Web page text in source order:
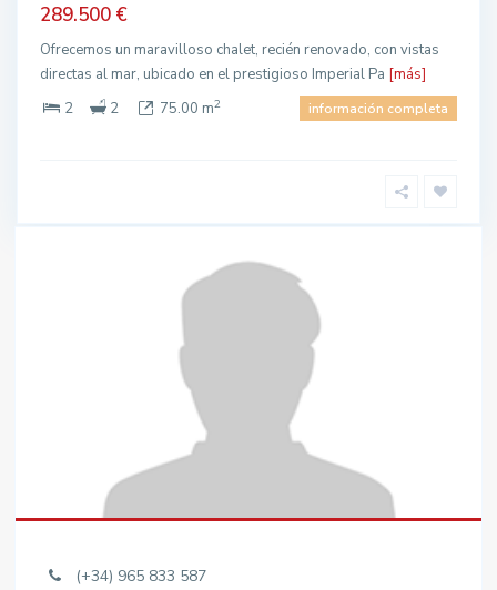
289.500 €
Ofrecemos un maravilloso chalet, recién renovado, con vistas
directas al mar, ubicado en el prestigioso Imperial Pa [más]
2
2 75.00 m2 información completa
(+34) 965 833 587